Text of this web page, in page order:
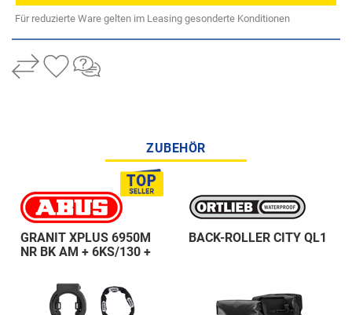
Für reduzierte Ware gelten im Leasing gesonderte Konditionen
ZUBEHÖR
GRANIT XPLUS 6950M
NR BK AM + 6KS/130 +
BACK-ROLLER CITY QL1